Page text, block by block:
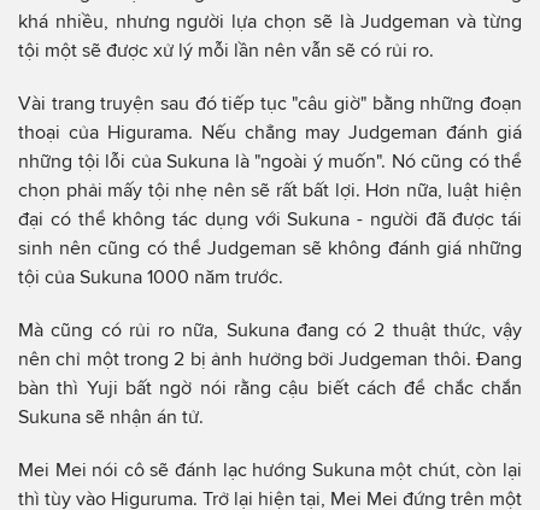
khá nhiều, nhưng người lựa chọn sẽ là Judgeman và từng
tội một sẽ được xử lý mỗi lần nên vẫn sẽ có rủi ro.
Vài trang truyện sau đó tiếp tục "câu giờ" bằng những đoạn
thoại của Higurama. Nếu chẳng may Judgeman đánh giá
những tội lỗi của Sukuna là "ngoài ý muốn". Nó cũng có thể
chọn phải mấy tội nhẹ nên sẽ rất bất lợi. Hơn nữa, luật hiện
đại có thể không tác dụng với Sukuna - người đã được tái
sinh nên cũng có thể Judgeman sẽ không đánh giá những
tội của Sukuna 1000 năm trước.
Mà cũng có rủi ro nữa, Sukuna đang có 2 thuật thức, vậy
nên chỉ một trong 2 bị ảnh hưởng bởi Judgeman thôi. Đang
bàn thì Yuji bất ngờ nói rằng cậu biết cách để chắc chắn
Sukuna sẽ nhận án tử.
Mei Mei nói cô sẽ đánh lạc hướng Sukuna một chút, còn lại
thì tùy vào Higuruma. Trở lại hiện tại, Mei Mei đứng trên một